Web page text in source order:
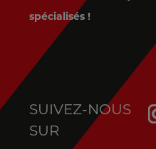
spécialisés !
SUIVEZ-NOUS
SUR